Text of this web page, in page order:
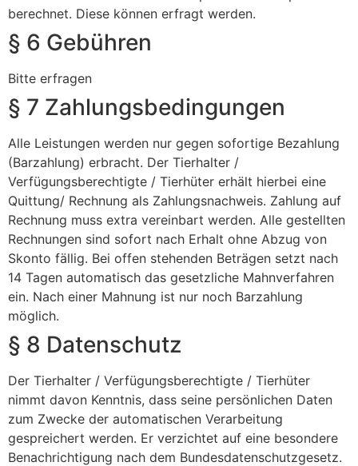
berechnet. Diese können erfragt werden.
§ 6 Gebühren
Bitte erfragen
§ 7 Zahlungsbedingungen
Alle Leistungen werden nur gegen sofortige Bezahlung
(Barzahlung) erbracht. Der Tierhalter /
Verfügungsberechtigte / Tierhüter erhält hierbei eine
Quittung/ Rechnung als Zahlungsnachweis. Zahlung auf
Rechnung muss extra vereinbart werden. Alle gestellten
Rechnungen sind sofort nach Erhalt ohne Abzug von
Skonto fällig. Bei offen stehenden Beträgen setzt nach
14 Tagen automatisch das gesetzliche Mahnverfahren
ein. Nach einer Mahnung ist nur noch Barzahlung
möglich.
§ 8 Datenschutz
Der Tierhalter / Verfügungsberechtigte / Tierhüter
nimmt davon Kenntnis, dass seine persönlichen Daten
zum Zwecke der automatischen Verarbeitung
gespreichert werden. Er verzichtet auf eine besondere
Benachrichtigung nach dem Bundesdatenschutzgesetz.